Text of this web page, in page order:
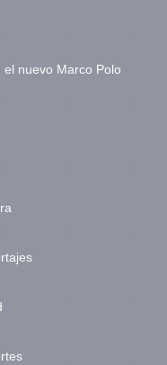
el nuevo Marco Polo